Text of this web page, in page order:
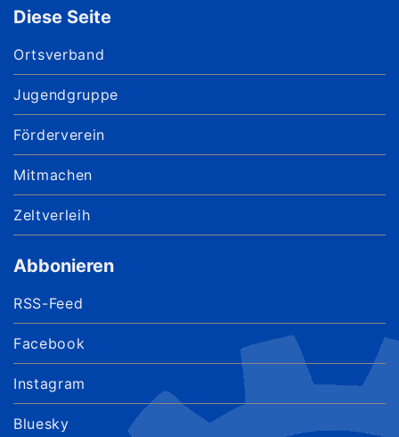
Diese Seite
Ortsverband
Jugendgruppe
Förderverein
Mitmachen
Zeltverleih
Abbonieren
RSS-Feed
Facebook
Instagram
Bluesky